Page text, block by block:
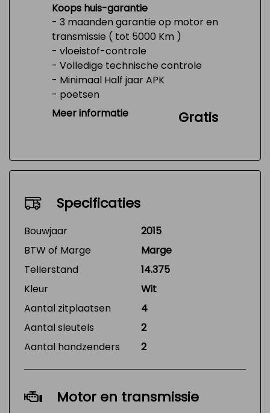
Koops huis-garantie
- 3 maanden garantie op motor en
transmissie ( tot 5000 Km )
- vloeistof-controle
- Volledige technische controle
- Minimaal Half jaar APK
- poetsen
- Tank 1/4 vol
Meer informatie Gratis
Specificaties
Bouwjaar
2015
BTW of Marge
Marge
Tellerstand
14.375
Kleur
Wit
Aantal zitplaatsen
4
Aantal sleutels
2
Aantal handzenders
2
Motor en transmissie